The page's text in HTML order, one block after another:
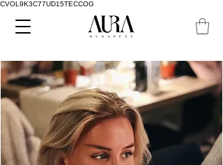
CVOL9K3C77UD15TECCOG